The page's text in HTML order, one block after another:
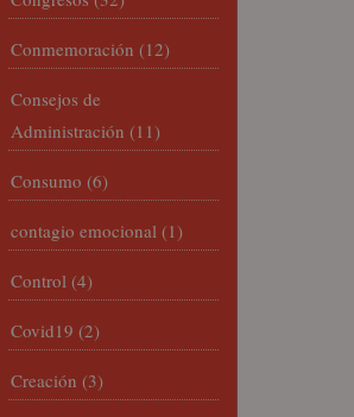
Conmemoración (12)
Consejos de
Administración (11)
Consumo (6)
contagio emocional (1)
Control (4)
Covid19 (2)
Creación (3)